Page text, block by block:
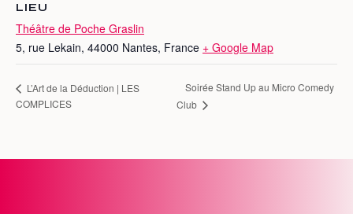
LIEU
Théâtre de Poche Graslin
5, rue Lekain, 44000 Nantes, France + Google Map
L’Art de la Déduction | LES
COMPLICES
Soirée Stand Up au Micro Comedy
Club